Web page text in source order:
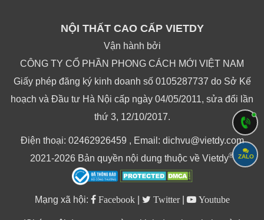
NỘI THẤT CAO CẤP VIETDY
Vận hành bởi
CÔNG TY CỔ PHẦN PHONG CÁCH MỚI VIỆT NAM
Giấy phép đăng ký kinh doanh số 0105287737 do Sở Kế
hoạch và Đầu tư Hà Nội cấp ngày 04/05/2011, sửa đổi lần
thứ 3, 12/10/2017.
Điện thoại: 02462926459 , Email: dichvu@vietdy.com
2021-2026 Bản quyền nội dung thuộc về Vietdy®
Mạng xã hội: Facebook Twitter Youtube
ZALO